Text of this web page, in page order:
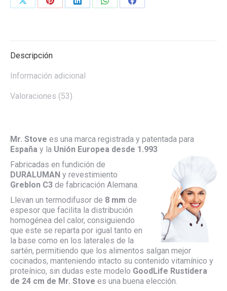
Share
Share
Share
Share
Share
Descripción
Información adicional
Valoraciones (53)
Mr. Stove es una marca registrada y patentada para
España y la Unión Europea desde 1.993
Fabricadas en fundición de
DURALUMAN y revestimiento
Greblon C3 de fabricación Alemana.
Llevan un termodifusor de 8 mm de
espesor que facilita la distribución
homogénea del calor, consiguiendo
que este se reparta por igual tanto en
la base como en los laterales de la
sartén, permitiendo que los alimentos salgan mejor
cocinados, manteniendo intacto su contenido vitamínico y
proteínico, sin dudas este modelo GoodLife Rustidera
de 24 cm de Mr. Stove es una buena elección.